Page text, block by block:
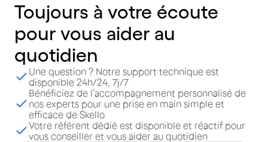
Toujours à votre écoute
pour vous aider au
quotidien
Une question ? Notre support technique est
disponible 24h/24, 7j/7
Bénéficiez de l’accompagnement personnalisé de
nos experts pour une prise en main simple et
efficace de Skello
Votre référent dédié est disponible et réactif pour
vous conseiller et vous aider au quotidien